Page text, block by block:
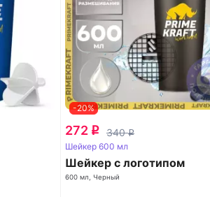
-20%
272 q 340q
Шейкер 600 мл
Шейкер с логотипом
600 мл, Черный